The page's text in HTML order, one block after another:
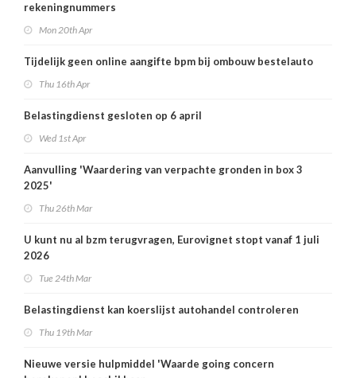
rekeningnummers
Mon 20th Apr
Tijdelijk geen online aangifte bpm bij ombouw bestelauto
Thu 16th Apr
Belastingdienst gesloten op 6 april
Wed 1st Apr
Aanvulling 'Waardering van verpachte gronden in box 3
2025'
Thu 26th Mar
U kunt nu al bzm terugvragen, Eurovignet stopt vanaf 1 juli
2026
Tue 24th Mar
Belastingdienst kan koerslijst autohandel controleren
Thu 19th Mar
Nieuwe versie hulpmiddel 'Waarde going concern